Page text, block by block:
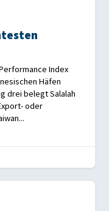
Index
Häfen
drei belegt Salalah
oder